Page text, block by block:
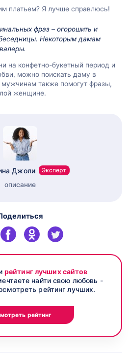
платьем? Я лучше справлюсь!
фраз – огорошить и
Некоторым дамам
на конфетно-букетный период и
можно поискать даму в
мужчинам также помогут фразы,
женщине.
Джоли Эксперт
описание
рейтинг лучших сайтов
найти свою любовь -
рейтинг лучших.
рейтинг